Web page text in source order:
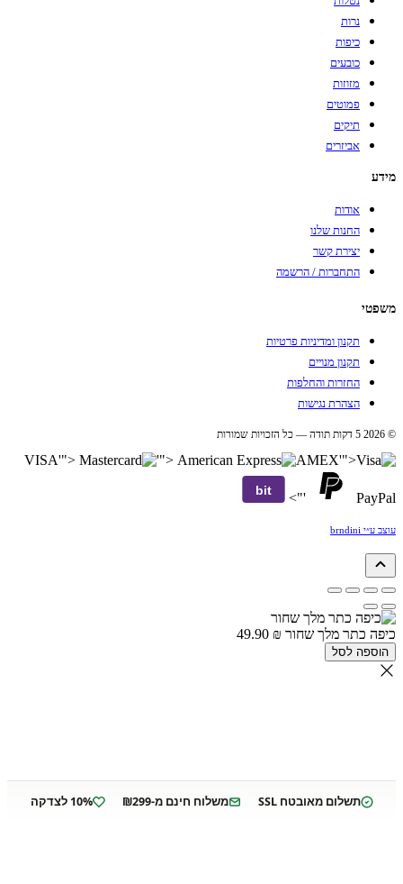
נרות
כיפות
כובעים
מזוזות
פמוטים
תיקים
אביזרים
מידע
אודות
החנות שלנו
יצירת קשר
התחברות / הרשמה
משפטי
תקנון ומדיניות פרטיות
תקנון מנויים
החזרות והחלפות
הצהרת נגישות
© 2026 5 דקות תודה — כל הזכויות שמורות
VISA'"> '"> AMEX'">
PayPal
'">
bit
עוצב ע״י brndini
כיפה כתר מלך שחור 49.90 ₪
הוספה לסל
תשלום מאובטח SSL משלוח חינם מ-₪299 10% לצדקה